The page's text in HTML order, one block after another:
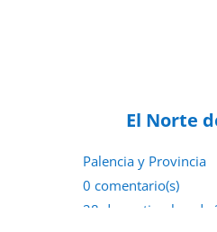
El Norte
Palencia y Provincia
0 comentario(s)
28 de septiembre de